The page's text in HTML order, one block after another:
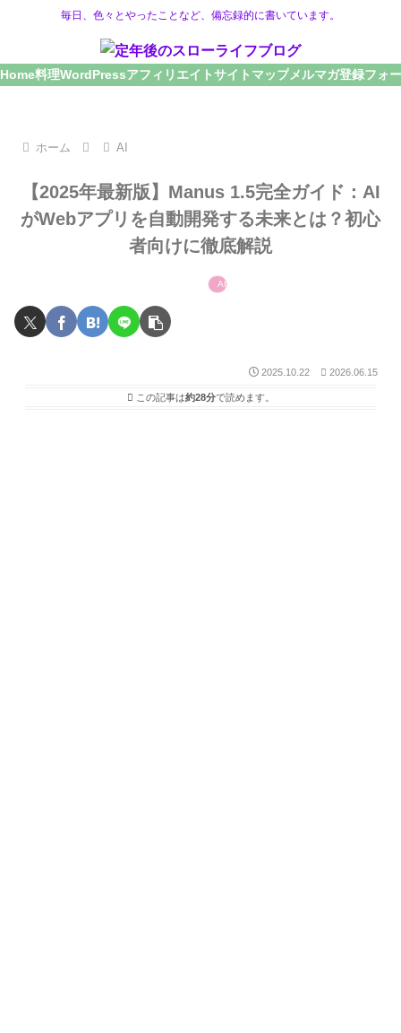
毎日、色々とやったことなど、備忘録的に書いています。
Home料理WordPressアフィリエイトサイトマップメルマガ登録フォ
ホーム AI
【2025年最新版】Manus 1.5完全ガイド：AI
がWebアプリを自動開発する未来とは？初心
者向けに徹底解説
AI
2025.10.22 2026.06.15
この記事は約28分で読めます。